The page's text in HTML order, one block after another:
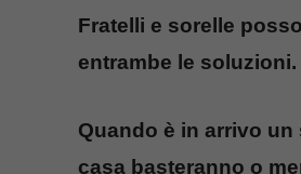
Fratelli e sorelle
entrambe le soluzioni.
Quando è in arrivo
casa basteranno o